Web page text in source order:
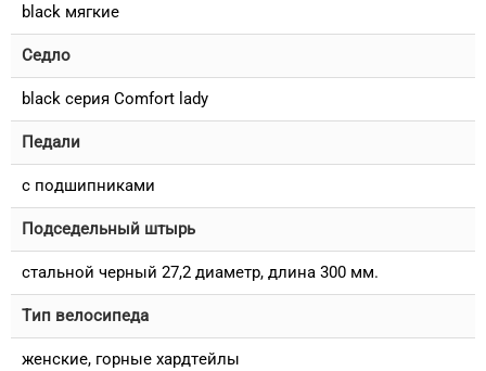
black мягкие
Седло
black серия Comfort lady
Педали
с подшипниками
Подседельный штырь
стальной черный 27,2 диаметр, длина 300 мм.
Тип велосипеда
женские, горные хардтейлы